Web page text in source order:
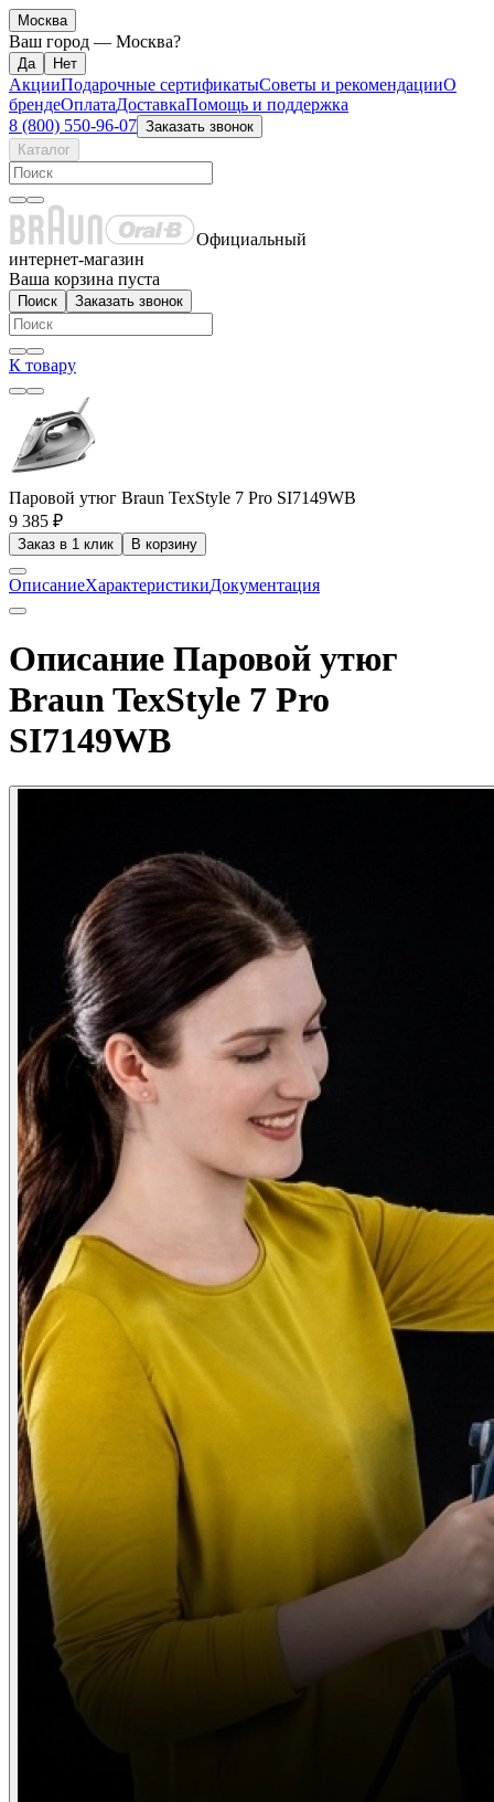
Москва
Ваш город — Москва?
АкцииПодарочные сертификатыСоветы и рекомендацииО
брендеОплатаДоставкаПомощь и поддержка
8 (800) 550-96-07 Заказать звонок
Каталог
Официальный
интернет-магазин
Ваша корзина пуста
Поиск Заказать звонок
К товару
Паровой утюг Braun TexStyle 7 Pro SI7149WB
9 385 ₽
Заказ в 1 клик В корзину
ОписаниеХарактеристикиДокументация
Описание Паровой утюг
Braun TexStyle 7 Pro
SI7149WB